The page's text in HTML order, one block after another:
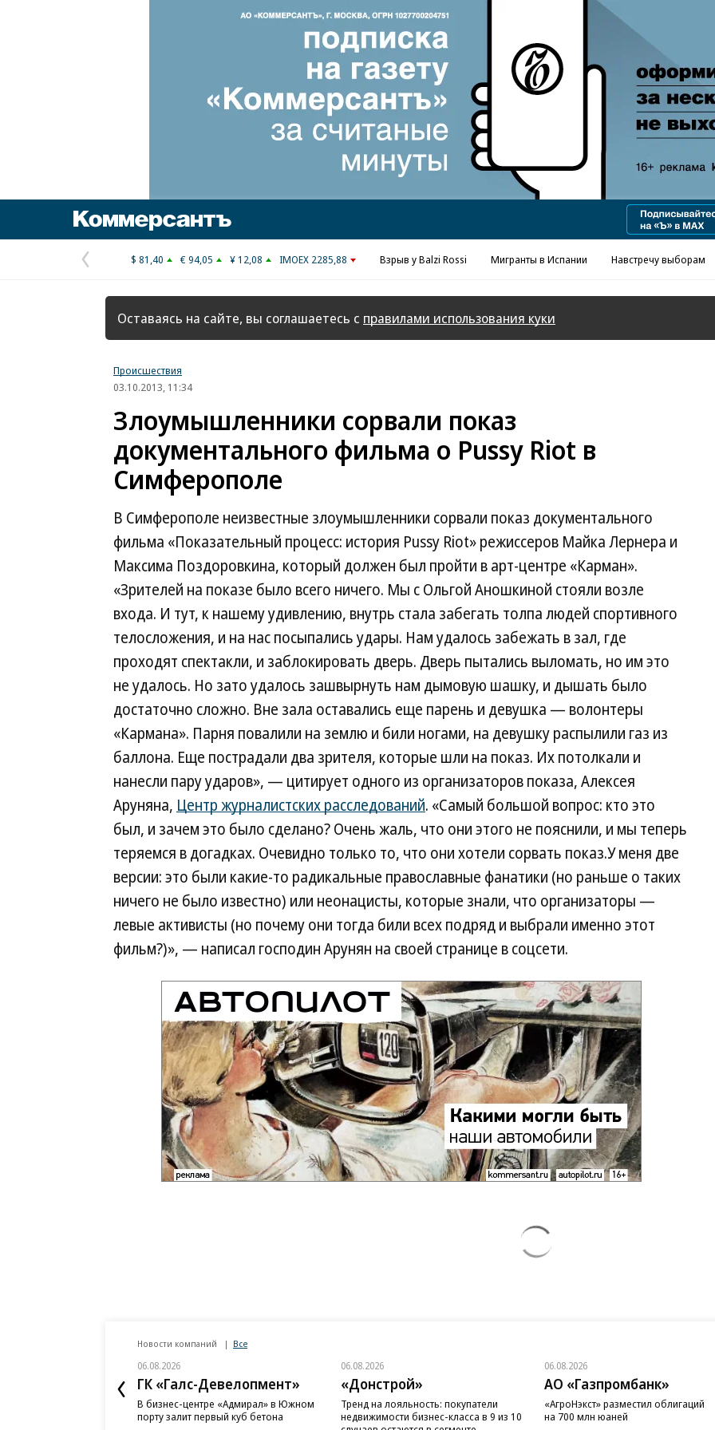
Реклама в «Ъ» www.kommersant.ru/ad
Предыдущая
страница
$ 81,40 € 94,05 ¥ 12,08 IMOEX 2285,88 Взрыв у Balzi Rossi Мигранты в Испании Навстречу выборам
Оставаясь на сайте, вы соглашаетесь с правилами использования куки
Происшествия
03.10.2013, 11:34
Злоумышленники сорвали показ
документального фильма о Pussy Riot в
Симферополе
В Симферополе неизвестные злоумышленники сорвали показ документального
фильма «Показательный процесс: история Pussy Riot» режиссеров Майка Лернера и
Максима Поздоровкина, который должен был пройти в арт-центре «Карман».
«Зрителей на показе было всего ничего. Мы с Ольгой Аношкиной стояли возле
входа. И тут, к нашему удивлению, внутрь стала забегать толпа людей спортивного
телосложения, и на нас посыпались удары. Нам удалось забежать в зал, где
проходят спектакли, и заблокировать дверь. Дверь пытались выломать, но им это
не удалось. Но зато удалось зашвырнуть нам дымовую шашку, и дышать было
достаточно сложно. Вне зала оставались еще парень и девушка — волонтеры
«Кармана». Парня повалили на землю и били ногами, на девушку распылили газ из
баллона. Еще пострадали два зрителя, которые шли на показ. Их потолкали и
нанесли пару ударов», — цитирует одного из организаторов показа, Алексея
Аруняна, Центр журналистских расследований. «Самый большой вопрос: кто это
был, и зачем это было сделано? Очень жаль, что они этого не пояснили, и мы теперь
теряемся в догадках. Очевидно только то, что они хотели сорвать показ.У меня две
версии: это были какие-то радикальные православные фанатики (но раньше о таких
ничего не было известно) или неонацисты, которые знали, что организаторы —
левые активисты (но почему они тогда били всех подряд и выбрали именно этот
фильм?)», — написал господин Арунян на своей странице в соцсети.
Новости компаний Все
06.08.2026
ГК «Галс-Девелопмент»
В бизнес-центре «Адмирал» в Южном
порту залит первый куб бетона
06.08.2026
«Донстрой»
Тренд на лояльность: покупатели
недвижимости бизнес-класса в 9 из 10
06.08.2026
АО «Газпромбанк»
«АгроНэкст» разместил облигаций
на 700 млн юаней